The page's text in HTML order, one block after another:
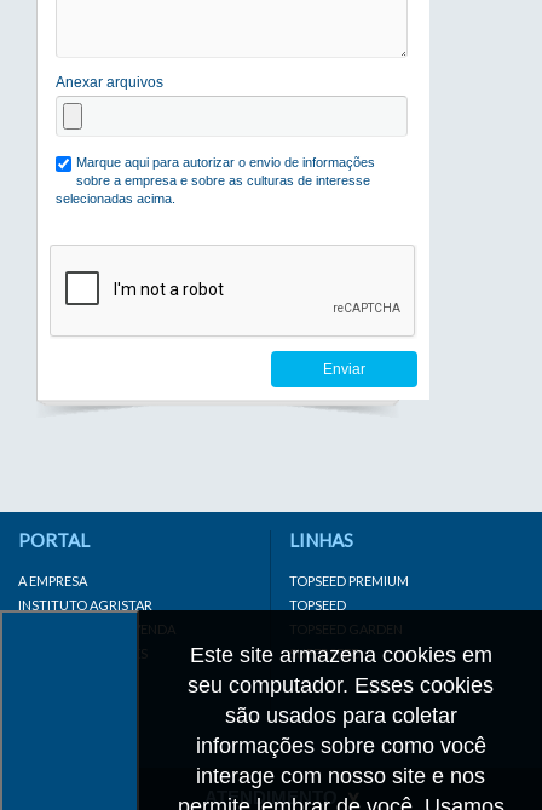
Anexar arquivos
Marque aqui para autorizar o envio de informações
sobre a empresa e sobre as culturas de interesse
selecionadas acima.
Enviar
Este site armazena cookies em
seu computador. Esses cookies
são usados para coletar
informações sobre como você
interage com nosso site e nos
PORTAL
A EMPRESA
INSTITUTO AGRISTAR
DISTRIBUIDOR/REVENDA
LINKS IMPORTANTES
LINHAS
TOPSEED PREMIUM
TOPSEED
TOPSEED GARDEN
SUPERSEED
ATENDIMENTO